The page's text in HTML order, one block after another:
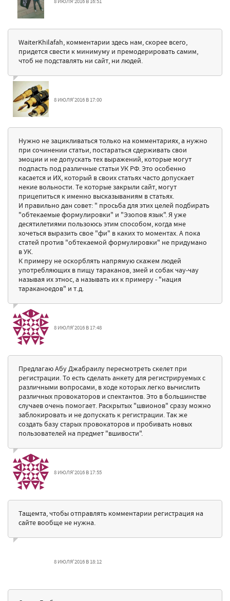
WaiterKhilafah, комментарии здесь нам, скорее всего,
придется свести к минимуму и премодерировать самим,
чтоб не подставлять ни сайт, ни людей.
8 ИЮЛЯ'2016 В 17:00
Нужно не зацикливаться только на комментариях, а нужно
при сочинении статьи, постараться сдерживать свои
эмоции и не допускать тех выражений, которые могут
подпасть под различные статьи УК РФ. Это особенно
касается и ИХ, который в своих статьях часто допускает
некие вольности. Те которые закрыли сайт, могут
прицепиться к именно высказываниям в статьях.
И правильно дан совет: " просьба для этих целей подбирать
"обтекаемые формулировки" и "Эзопов язык". Я уже
десятилетиями пользоюсь этим способом, когда мне
хочеться выразить свое "фи" в каких то моментах. А пока
статей против "обтекаемой формулировки" не придумано
в УК.
К примеру не оскорблять напрямую скажем людей
употребляющих в пищу тараканов, змей и собак чау-чау
называя их этнос, а называть их к примеру - "нация
тараканоедов" и т.д.
8 ИЮЛЯ'2016 В 17:48
Предлагаю Абу Джабраилу пересмотреть скелет при
регистрации. То есть сделать анкету для регистрируемых с
различными вопросами, в ходе которых легко вычислить
различных провокаторов и спектантов. Это в большинстве
случаев очень помогает. Раскрытых "швионов" сразу можно
заблокировать и не допускать к регистрации. Так же
создать базу старых провокаторов и пробивать новых
пользователей на предмет "вшивости".
8 ИЮЛЯ'2016 В 17:55
Тащемта, чтобы отправлять комментарии регистрация на
сайте вообще не нужна.
8 ИЮЛЯ'2016 В 18:12